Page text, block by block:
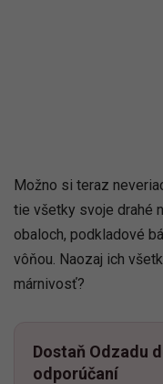
Možno si teraz
tie všetky svoje drahé
obaloch, podkladové
vôňou. Naozaj ich
márnivosť?
Dostaň Odzadu
odporúčaní